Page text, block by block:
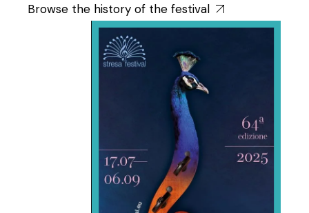
Browse the history of the festival